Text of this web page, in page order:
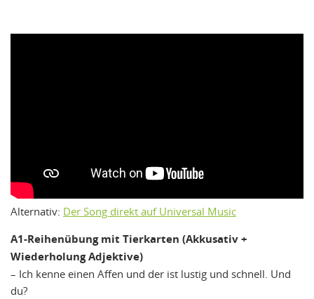
Alternativ: Der Song direkt auf Universal Music
A1-Reihenübung mit Tierkarten (Akkusativ +
Wiederholung Adjektive)
– Ich kenne einen Affen und der ist lustig und schnell. Und
du?